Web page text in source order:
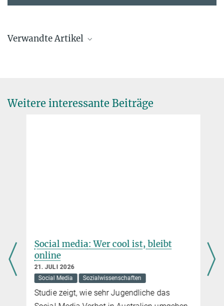
Verwandte Artikel
bemerkenswerte Behauptung aufgestellt hat, dass die Bürger
durch ihre Stimmabgabe bei einer Landtagswahl Einfluss auf den
Abschluss eines solchen Übereinkommens zwischen der
Europäischen Union und den USA nehmen könnten.
Weitere interessante Beiträge
Social media: Wer cool ist, bleibt
online
21. JULI 2026
Social Media
Sozialwissenschaften
Studie zeigt, wie sehr Jugendliche das